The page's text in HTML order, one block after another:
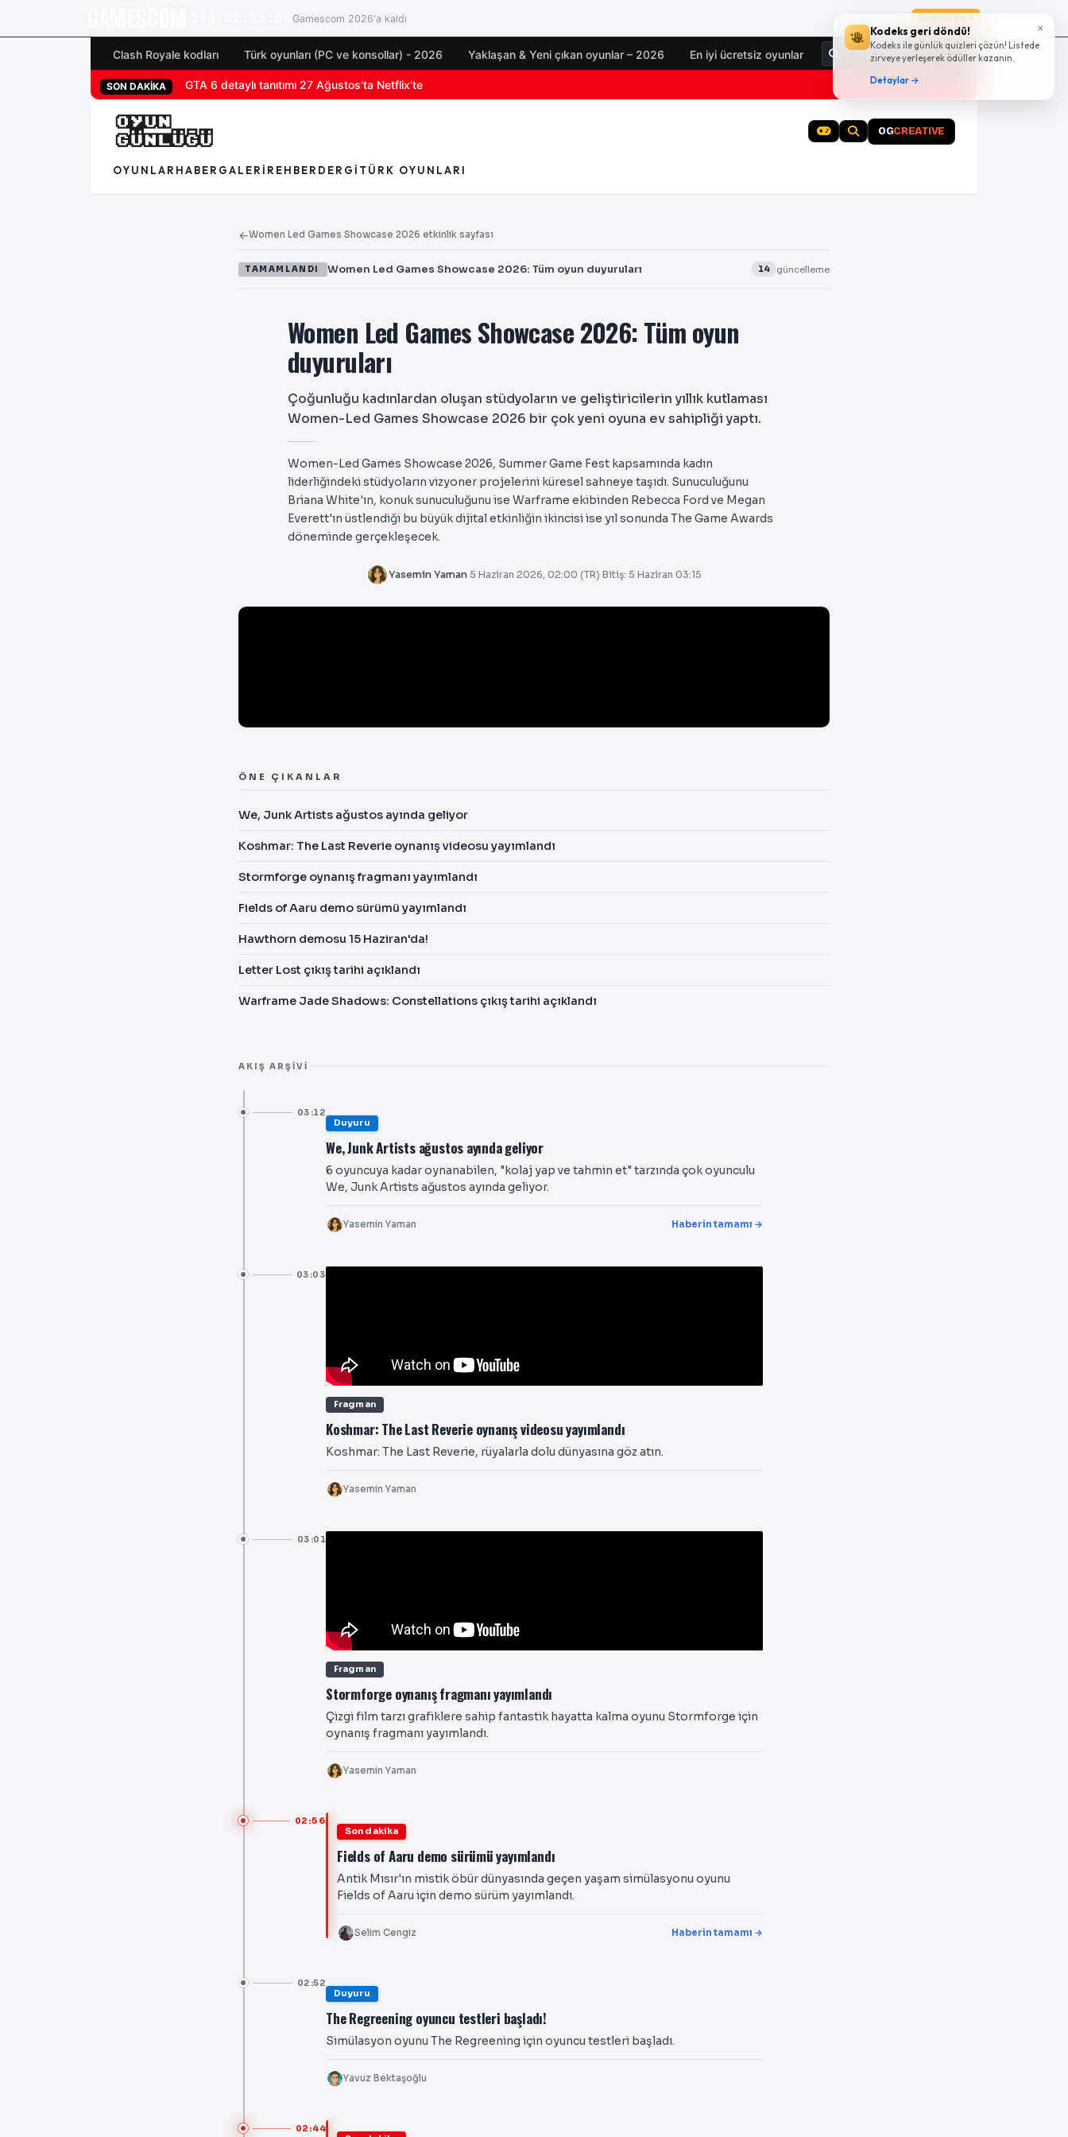
×
Kodeks geri döndü!
Kodeks ile günlük quizleri çözün! Listede
zirveye yerleşerek ödüller kazanın.
Detaylar →
Gamescom 2026'a kaldı
Clash Royale kodları Türk oyunları (PC ve konsollar) - 2026 Yaklaşan & Yeni çıkan oyunlar – 2026 En iyi ücretsiz oyunlar Giriş Yap
SON DAKİKA San Diego Comic-Con 2026 tüm oyun duyuruları
OGCREATIVE
OYUNLAR HABER GALERI REHBER DERGI TÜRK OYUNLARI
←Women Led Games Showcase 2026 etkinlik sayfası
TAMAMLANDI Women Led Games Showcase 2026: Tüm oyun duyuruları 14 güncelleme
Women Led Games Showcase 2026: Tüm oyun
duyuruları
Çoğunluğu kadınlardan oluşan stüdyoların ve geliştiricilerin yıllık kutlaması
Women-Led Games Showcase 2026 bir çok yeni oyuna ev sahipliği yaptı.
Women-Led Games Showcase 2026, Summer Game Fest kapsamında kadın
liderliğindeki stüdyoların vizyoner projelerini küresel sahneye taşıdı. Sunuculuğunu
Briana White'ın, konuk sunuculuğunu ise Warframe ekibinden Rebecca Ford ve Megan
Everett'ın üstlendiği bu büyük dijital etkinliğin ikincisi ise yıl sonunda The Game Awards
döneminde gerçekleşecek.
Yasemin Yaman·5 Haziran 2026, 02:00 (TR)·Bitiş: 5 Haziran 03:15
ÖNE ÇIKANLAR
We, Junk Artists ağustos ayında geliyor
Koshmar: The Last Reverie oynanış videosu yayımlandı
Stormforge oynanış fragmanı yayımlandı
Fields of Aaru demo sürümü yayımlandı
Hawthorn demosu 15 Haziran'da!
Letter Lost çıkış tarihi açıklandı
Warframe Jade Shadows: Constellations çıkış tarihi açıklandı
AKIŞ ARŞIVI
03:12
Duyuru
We, Junk Artists ağustos ayında geliyor
6 oyuncuya kadar oynanabilen, "kolaj yap ve tahmin et" tarzında çok oyunculu
We, Junk Artists ağustos ayında geliyor.
Yasemin Yaman Haberin tamamı →
03:03
Fragman
Koshmar: The Last Reverie oynanış videosu yayımlandı
Koshmar: The Last Reverie, rüyalarla dolu dünyasına göz atın.
Yasemin Yaman
03:01
Fragman
Stormforge oynanış fragmanı yayımlandı
Çizgi film tarzı grafiklere sahip fantastik hayatta kalma oyunu Stormforge için
oynanış fragmanı yayımlandı.
Yasemin Yaman
02:56
Son dakika
Fields of Aaru demo sürümü yayımlandı
Antik Mısır'ın mistik öbür dünyasında geçen yaşam simülasyonu oyunu
Fields of Aaru için demo sürüm yayımlandı.
Selim Cengiz Haberin tamamı →
02:52
Duyuru
The Regreening oyuncu testleri başladı!
Simülasyon oyunu The Regreening için oyuncu testleri başladı.
Yavuz Bektaşoğlu
02:44